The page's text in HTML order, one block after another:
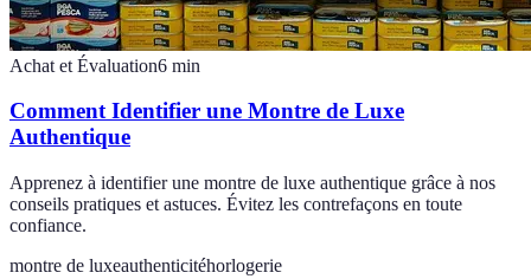
Achat et Évaluation6 min
Comment Identifier une Montre de Luxe
Authentique
Apprenez à identifier une montre de luxe authentique grâce à nos
conseils pratiques et astuces. Évitez les contrefaçons en toute
confiance.
montre de luxeauthenticitéhorlogerie